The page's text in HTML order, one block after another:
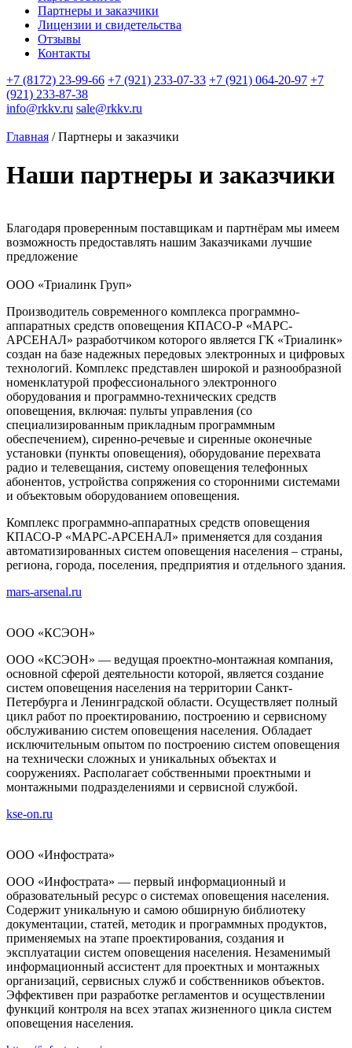
Партнеры и заказчики
Лицензии и свидетельства
Отзывы
Контакты
+7 (8172) 23-99-66 +7 (921) 233-07-33 +7 (921) 064-20-97 +7
(921) 233-87-38
info@rkkv.ru sale@rkkv.ru
Главная /Партнеры и заказчики
Наши партнеры и заказчики
Благодаря проверенным поставщикам и партнёрам мы имеем
возможность предоставлять нашим Заказчиками лучшие
предложение
ООО «Триалинк Груп»
Производитель современного комплекса программно-
аппаратных средств оповещения КПАСО-Р «МАРС-
АРСЕНАЛ» разработчиком которого является ГК «Триалинк»
создан на базе надежных передовых электронных и цифровых
технологий. Комплекс представлен широкой и разнообразной
номенклатурой профессионального электронного
оборудования и программно-технических средств
оповещения, включая: пульты управления (со
специализированным прикладным программным
обеспечением), сиренно-речевые и сиренные оконечные
установки (пункты оповещения), оборудование перехвата
радио и телевещания, систему оповещения телефонных
абонентов, устройства сопряжения со сторонними системами
и объектовым оборудованием оповещения.
Комплекс программно-аппаратных средств оповещения
КПАСО-Р «МАРС-АРСЕНАЛ» применяется для создания
автоматизированных систем оповещения населения – страны,
региона, города, поселения, предприятия и отдельного здания.
mars-arsenal.ru
ООО «КСЭОН»
ООО «КСЭОН» — ведущая проектно-монтажная компания,
основной сферой деятельности которой, является создание
систем оповещения населения на территории Санкт-
Петербурга и Ленинградской области. Осуществляет полный
цикл работ по проектированию, построению и сервисному
обслуживанию систем оповещения населения. Обладает
исключительным опытом по построению систем оповещения
на технически сложных и уникальных объектах и
сооружениях. Располагает собственными проектными и
монтажными подразделениями и сервисной службой.
kse-on.ru
ООО «Инфострата»
ООО «Инфострата» — первый информационный и
образовательный ресурс о системах оповещения населения.
Содержит уникальную и самою обширную библиотеку
документации, статей, методик и программных продуктов,
применяемых на этапе проектирования, создания и
эксплуатации систем оповещения населения. Незаменимый
информационный ассистент для проектных и монтажных
организаций, сервисных служб и собственников объектов.
Эффективен при разработке регламентов и осуществлении
функций контроля на всех этапах жизненного цикла систем
оповещения населения.